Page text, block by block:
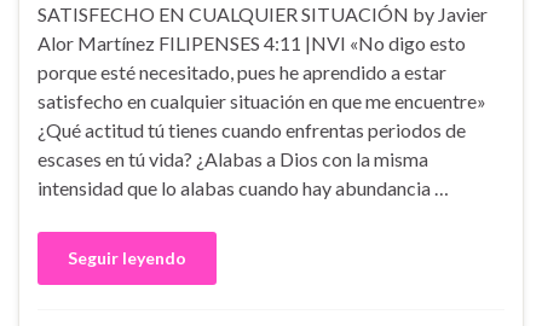
SATISFECHO EN CUALQUIER SITUACIÓN by Javier
Alor Martínez FILIPENSES 4:11 |NVI «No digo esto
porque esté necesitado, pues he aprendido a estar
satisfecho en cualquier situación en que me encuentre»
¿Qué actitud tú tienes cuando enfrentas periodos de
escases en tú vida? ¿Alabas a Dios con la misma
intensidad que lo alabas cuando hay abundancia …
Seguir leyendo